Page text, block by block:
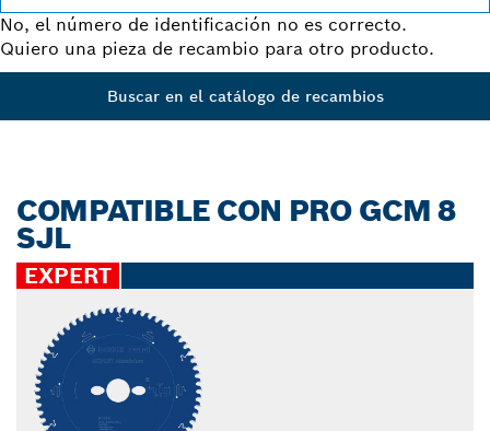
No, el número de identificación no es correcto.
Quiero una pieza de recambio para otro producto.
Buscar en el catálogo de recambios
COMPATIBLE CON PRO GCM 8
SJL
EXPERT